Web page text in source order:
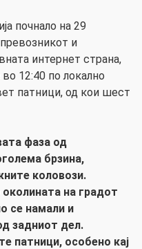
почнало на 29
и
интернет страна,
12:40 по локално
патници, од кои шест
фаза од
брзина,
коловози.
околината на градот
се намали и
задниот дел.
патници, особено кај